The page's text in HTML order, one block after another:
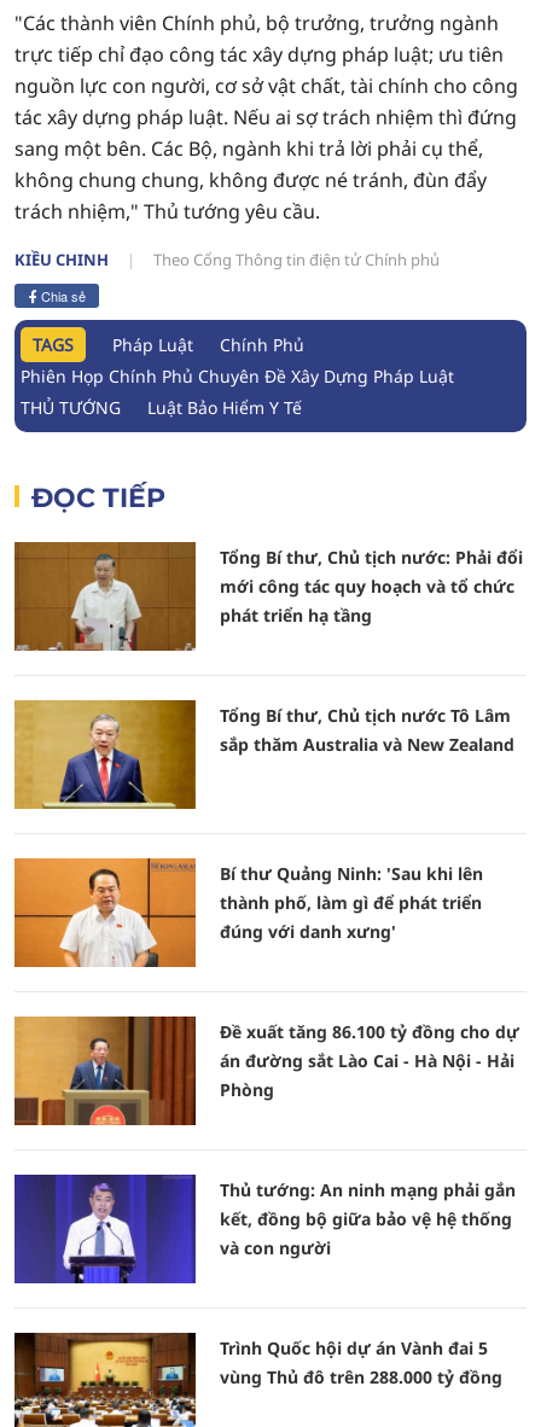
"Các thành viên Chính phủ, bộ trưởng, trưởng ngành
trực tiếp chỉ đạo công tác xây dựng pháp luật; ưu tiên
nguồn lực con người, cơ sở vật chất, tài chính cho công
tác xây dựng pháp luật. Nếu ai sợ trách nhiệm thì đứng
sang một bên. Các Bộ, ngành khi trả lời phải cụ thể,
không chung chung, không được né tránh, đùn đẩy
trách nhiệm," Thủ tướng yêu cầu.
KIỀU CHINH Theo Cổng Thông tin điện tử Chính phủ
Chia sẻ
TAGS Pháp Luật
Chính Phủ
Phiên Họp Chính Phủ Chuyên Đề Xây Dựng Pháp Luật
THỦ TƯỚNG
Luật Bảo Hiểm Y Tế
ĐỌC TIẾP
Tổng Bí thư, Chủ tịch nước: Phải đổi
mới công tác quy hoạch và tổ chức
phát triển hạ tầng
Tổng Bí thư, Chủ tịch nước Tô Lâm
sắp thăm Australia và New Zealand
Bí thư Quảng Ninh: 'Sau khi lên
thành phố, làm gì để phát triển
đúng với danh xưng'
Đề xuất tăng 86.100 tỷ đồng cho dự
án đường sắt Lào Cai - Hà Nội - Hải
Phòng
Thủ tướng: An ninh mạng phải gắn
kết, đồng bộ giữa bảo vệ hệ thống
và con người
Trình Quốc hội dự án Vành đai 5
vùng Thủ đô trên 288.000 tỷ đồng